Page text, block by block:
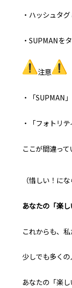
・ハッシュタ
・SUPMANを
注意
・「SUPMAN
・「フォトリ
ここが間違っ
（惜しい！に
あなたの「楽し
これからも、
少しでも多くの
あなたの「楽し